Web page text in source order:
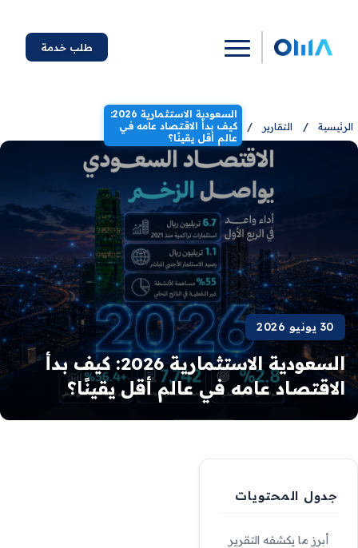
طلب خدمة
الرئيسية / التقارير /
السعودية الاستثمارية 2026:
كيف بدأ الاقتصاد عامه في
عالم أقل يقينًا؟
30 يونيو 2026
السعودية الاستثمارية 2026: كيف بدأ
الاقتصاد عامه في عالم أقل يقينًا؟
جدول المحتويات
أبرز ما يكشفه التقرير